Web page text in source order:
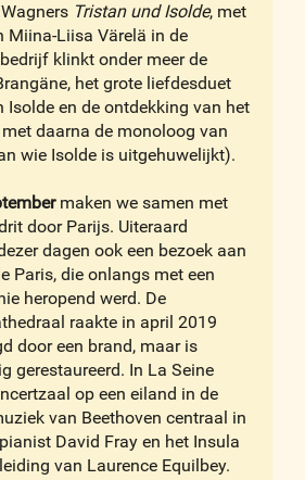
Tristan und Isolde, met
Miina-Liisa Värelä in de
klinkt onder meer de
het grote liefdesduet
Isolde en de ontdekking van het
daarna de monoloog van
wie Isolde is uitgehuwelijkt).
maken we samen met
door Parijs. Uiteraard
dagen ook een bezoek aan
Paris, die onlangs met een
heropend werd. De
raakte in april 2019
door een brand, maar is
gerestaureerd. In La Seine
op een eiland in de
van Beethoven centraal in
David Fray en het Insula
van Laurence Equilbey.